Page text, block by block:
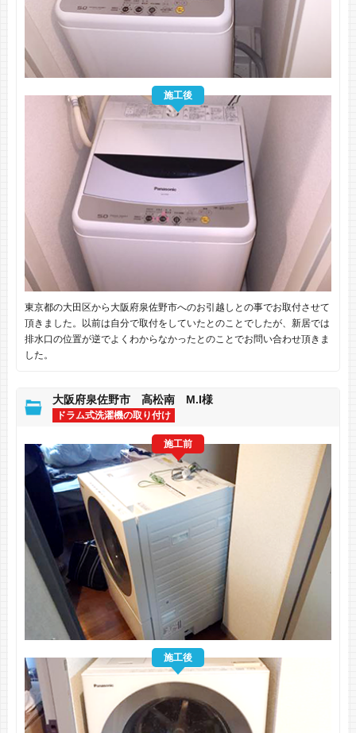
施工後
東京都の大田区から大阪府泉佐野市へのお引越しとの事でお取付させて
頂きました。以前は自分で取付をしていたとのことでしたが、新居では
排水口の位置が逆でよくわからなかったとのことでお問い合わせ頂きま
した。
大阪府泉佐野市 高松南 M.I様
ドラム式洗濯機の取り付け
施工前
施工後